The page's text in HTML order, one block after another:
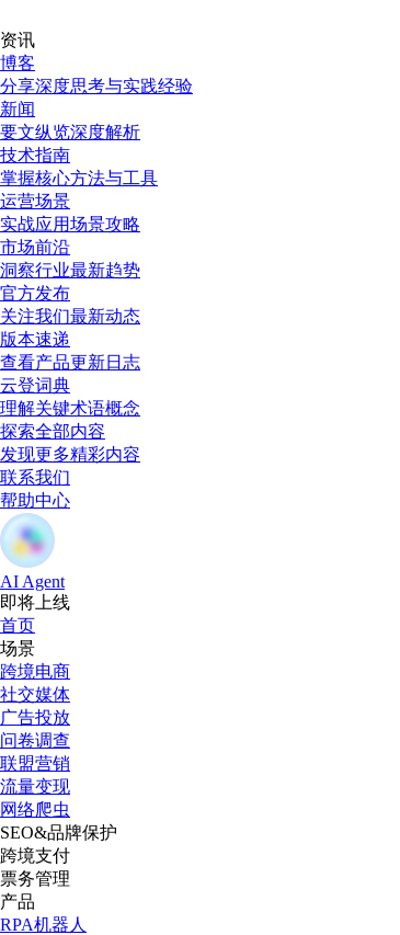
资讯
博客
分享深度思考与实践经验
新闻
要文纵览深度解析
技术指南
掌握核心方法与工具
运营场景
实战应用场景攻略
市场前沿
洞察行业最新趋势
官方发布
关注我们最新动态
版本速递
查看产品更新日志
云登词典
理解关键术语概念
探索全部内容
发现更多精彩内容
联系我们
帮助中心
AI Agent
即将上线
首页
场景
跨境电商
社交媒体
广告投放
问卷调查
联盟营销
流量变现
网络爬虫
SEO&品牌保护
跨境支付
票务管理
产品
RPA机器人